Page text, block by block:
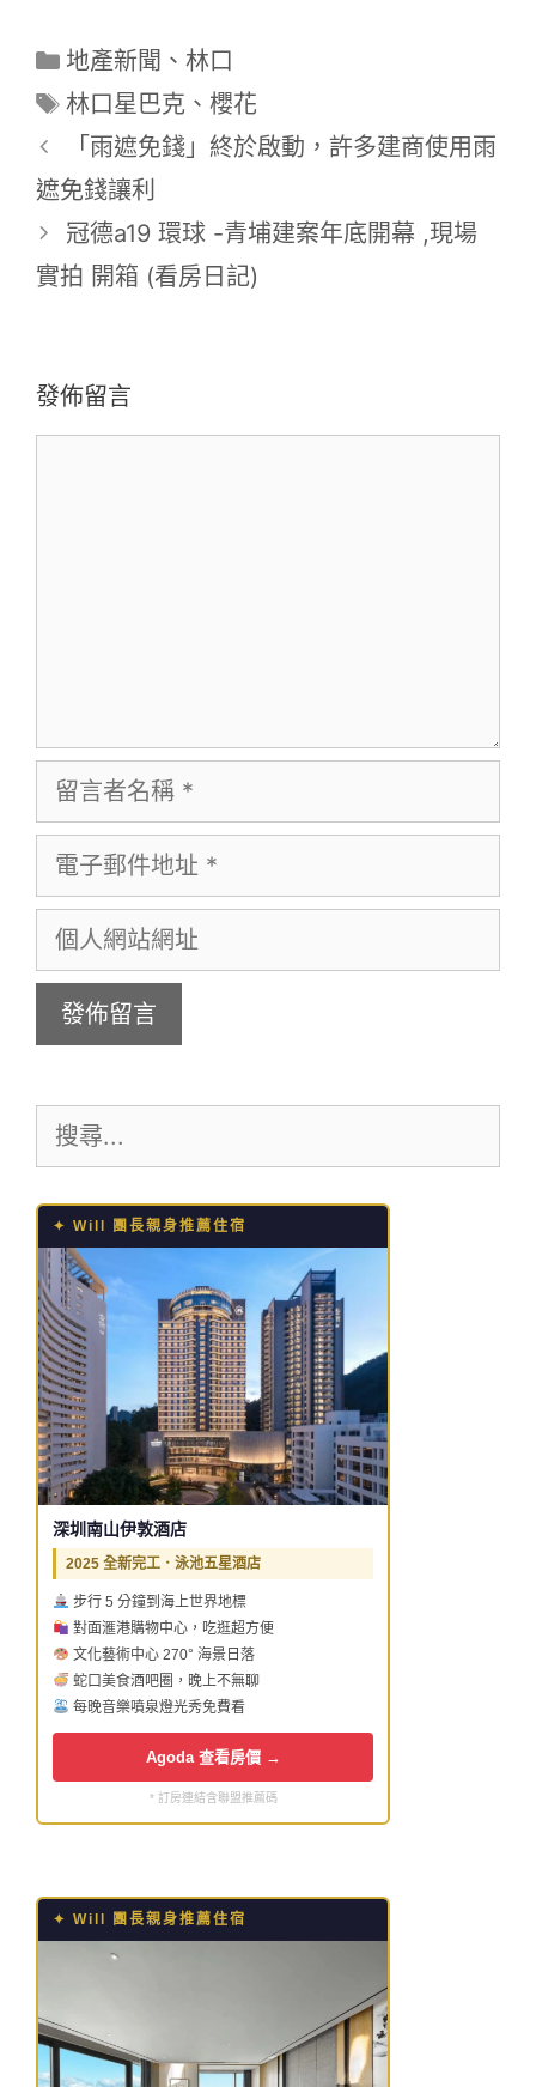
分
類
地產新聞 、 林口
標
籤
林口星巴克 、 櫻花
「雨遮免錢」終於啟動，許多建商使用雨
遮免錢讓利
冠德a19 環球 -青埔建案年底開幕 ,現場
實拍 開箱 (看房日記)
發佈留言
留
言
者
名
電
子
郵
件
個
人
網
址
✦ Will 團長親身推薦住宿
深圳南山伊敦酒店
2025 全新完工．泳池五星酒店
步行 5 分鐘到海上世界地標
對面滙港購物中心，吃逛超方便
文化藝術中心 270° 海景日落
蛇口美食酒吧圈，晚上不無聊
每晚音樂噴泉燈光秀免費看
Agoda 查看房價 →
* 訂房連結含聯盟推薦碼
✦ Will 團長親身推薦住宿